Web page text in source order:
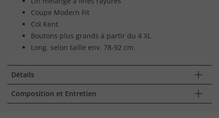
Coupe Modern Fit
Col Kent
Boutons plus grands à partir du 4 XL
Long. selon taille env. 78-92 cm.
Détails
Composition et Entretien